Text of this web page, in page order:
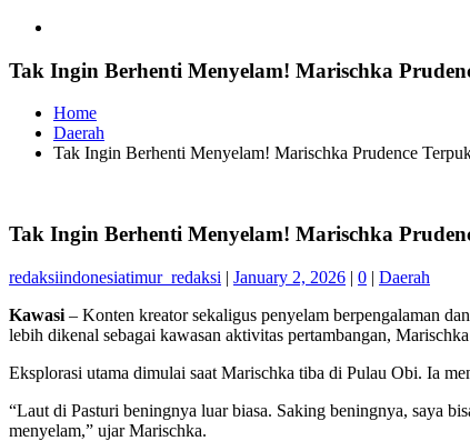
Tak Ingin Berhenti Menyelam! Marischka
Home
Daerah
Tak Ingin Berhenti Menyelam! Marischka Prudence
Tak Ingin Berhenti Menyelam! Marischka
redaksiindonesiatimur_redaksi | January 2, 2026 | 0 | Daerah
Kawasi – Konten kreator sekaligus penyelam berpengalaman
lebih dikenal sebagai kawasan aktivitas pertambangan,
Eksplorasi utama dimulai saat Marischka tiba di Pulau Obi. Ia
“Laut di Pasturi beningnya luar biasa. Saking beningnya, saya
menyelam,” ujar Marischka.